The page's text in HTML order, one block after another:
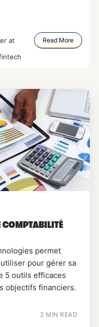
at
Read More
COMPTABILITÉ
permet
pour gérer sa
5 outils efficaces
objectifs financiers.
2 MIN READ